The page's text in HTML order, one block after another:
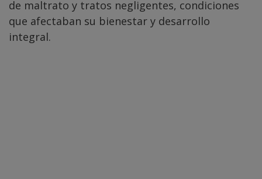
de maltrato y tratos negligentes, condiciones
que afectaban su bienestar y desarrollo
integral.